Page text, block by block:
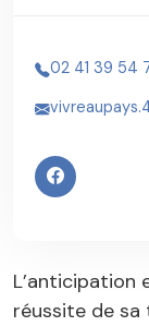
02 41 39 54
L’anticipation
réussite de sa